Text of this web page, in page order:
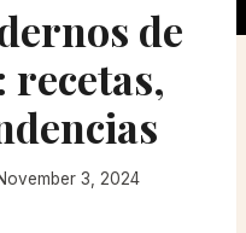
de
3, 2024